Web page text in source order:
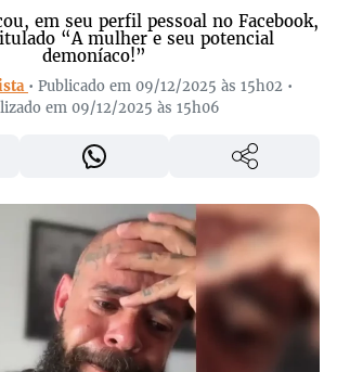
em seu perfil pessoal no Facebook,
“A mulher e seu potencial
demoníaco!”
• Publicado em 09/12/2025 às 15h02 •
em 09/12/2025 às 15h06